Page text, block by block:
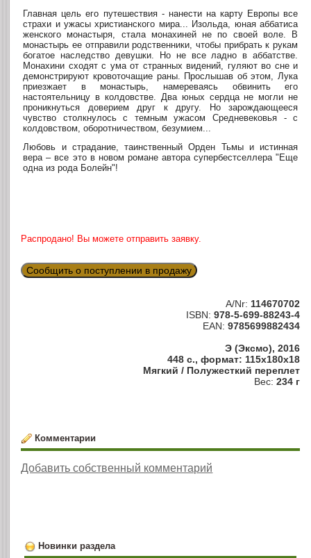
Главная цель его путешествия - нанести на карту Европы все
страхи и ужасы христианского мира... Изольда, юная аббатиса
женского монастыря, стала монахиней не по своей воле. В
монастырь ее отправили родственники, чтобы прибрать к рукам
богатое наследство девушки. Но не все ладно в аббатстве.
Монахини сходят с ума от странных видений, гуляют во сне и
демонстрируют кровоточащие раны. Прослышав об этом, Лука
приезжает в монастырь, намереваясь обвинить его
настоятельницу в колдовстве. Два юных сердца не могли не
проникнуться доверием друг к другу. Но зарождающееся
чувство столкнулось с темным ужасом Средневековья - с
колдовством, оборотничеством, безумием...
Любовь и страдание, таинственный Орден Тьмы и истинная
вера – все это в новом романе автора супербестселлера "Еще
одна из рода Болейн"!
Распродано! Вы можете отправить заявку.
Сообщить о поступлении в продажу
A/Nr: 114670702
ISBN: 978-5-699-88243-4
EAN: 9785699882434
Э (Эксмо), 2016
448 с., формат: 115x180x18
Мягкий / Полужесткий переплет
Вес: 234 г
Комментарии
Добавить собственный комментарий
Новинки раздела